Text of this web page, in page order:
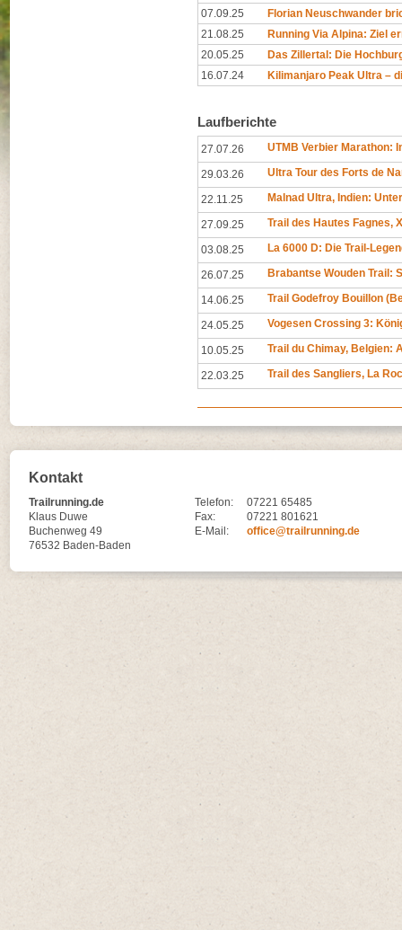
07.09.25
Florian Neuschwander
21.08.25
Running Via Alpina: Ziel
20.05.25
Das Zillertal: Die
16.07.24
Kilimanjaro Peak Ultra –
Laufberichte
27.07.26 UTMB Verbier Marathon:
29.03.26 Ultra Tour des Forts de
22.11.25 Malnad Ultra, Indien:
27.09.25 Trail des Hautes Fagnes,
03.08.25 La 6000 D: Die Trail-
26.07.25 Brabantse Wouden Trail:
14.06.25 Trail Godefroy Bouillon
24.05.25 Vogesen Crossing 3:
10.05.25 Trail du Chimay, Belgien:
22.03.25 Trail des Sangliers, La
Kontakt
Trailrunning.de
Klaus Duwe
Buchenweg 49
76532 Baden-Baden
Telefon:
07221 65485
Fax:
07221 801621
E-Mail:
office@trailrunning.de